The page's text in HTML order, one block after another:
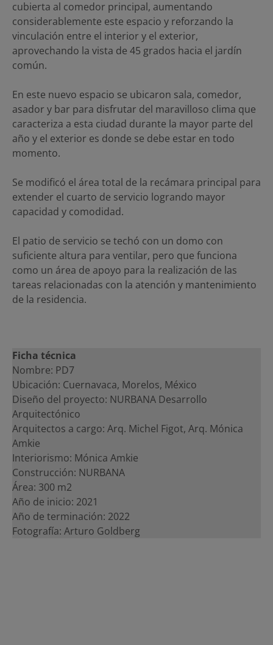
cubierta al comedor principal, aumentando
considerablemente este espacio y reforzando la
vinculación entre el interior y el exterior,
aprovechando la vista de 45 grados hacia el jardín
común.
En este nuevo espacio se ubicaron sala, comedor,
asador y bar para disfrutar del maravilloso clima que
caracteriza a esta ciudad durante la mayor parte del
año y el exterior es donde se debe estar en todo
momento.
Se modificó el área total de la recámara principal para
extender el cuarto de servicio logrando mayor
capacidad y comodidad.
El patio de servicio se techó con un domo con
suficiente altura para ventilar, pero que funciona
como un área de apoyo para la realización de las
tareas relacionadas con la atención y mantenimiento
de la residencia.
Ficha técnica
Nombre: PD7
Ubicación: Cuernavaca, Morelos, México
Diseño del proyecto: NURBANA Desarrollo
Arquitectónico
Arquitectos a cargo: Arq. Michel Figot, Arq. Mónica
Amkie
Interiorismo: Mónica Amkie
Construcción: NURBANA
Área: 300 m2
Año de inicio: 2021
Año de terminación: 2022
Fotografía: Arturo Goldberg